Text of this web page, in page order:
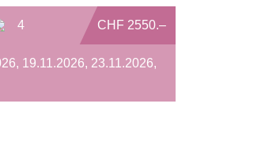
4 CHF 2550.–
19.11.2026, 23.11.2026,